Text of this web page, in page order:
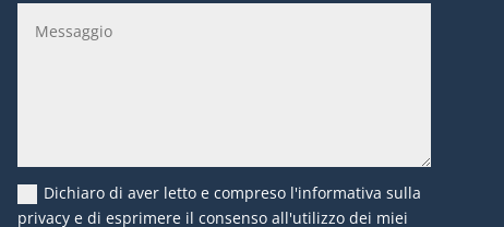
Dichiaro di aver letto e compreso l'informativa sulla
privacy e di esprimere il consenso all'utilizzo dei miei